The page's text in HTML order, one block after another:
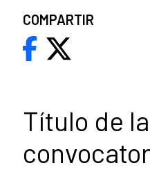
Título de la
COMPARTIR